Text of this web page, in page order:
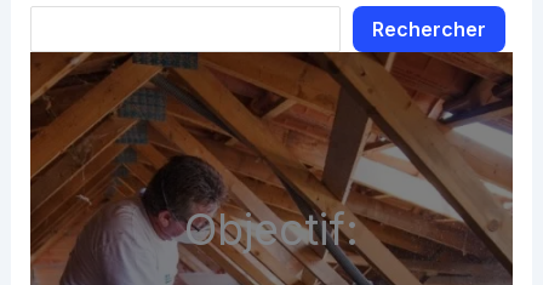
Rechercher
Objectif: